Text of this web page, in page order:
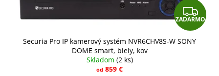
Z
A
ZADARMO
Securia Pro IP kamerový systém NVR6CHV8S-W SONY
DOME smart, biely, kov
Skladom (2 ks)
od 859 €